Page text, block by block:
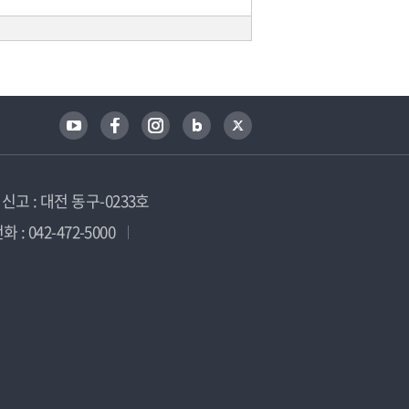
고 : 대전 동구-0233호
: 042-472-5000